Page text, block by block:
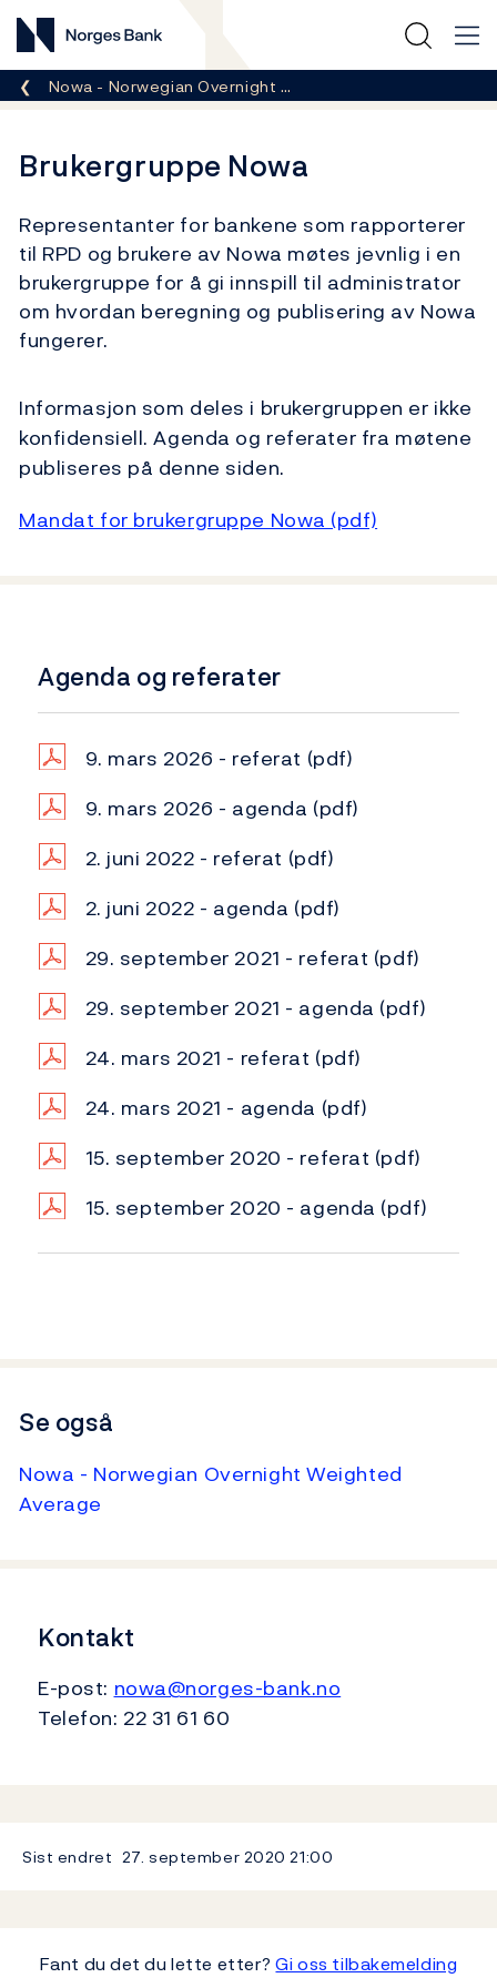
Norges Bank
Her er du nå:
Nowa - Norwegian Overnight …
Brukergruppe Nowa
Representanter for bankene som rapporterer
til RPD og brukere av Nowa møtes jevnlig i en
brukergruppe for å gi innspill til administrator
om hvordan beregning og publisering av Nowa
fungerer.
Informasjon som deles i brukergruppen er ikke
konfidensiell. Agenda og referater fra møtene
publiseres på denne siden.
Mandat for brukergruppe Nowa (pdf)
Agenda og referater
9. mars 2026 - referat (pdf)
9. mars 2026 - agenda (pdf)
2. juni 2022 - referat (pdf)
2. juni 2022 - agenda (pdf)
29. september 2021 - referat (pdf)
29. september 2021 - agenda (pdf)
24. mars 2021 - referat (pdf)
24. mars 2021 - agenda (pdf)
15. september 2020 - referat (pdf)
15. september 2020 - agenda (pdf)
Se også
Nowa - Norwegian Overnight Weighted
Average
Kontakt
E-post: nowa@norges-bank.no
Telefon: 22 31 61 60
Sist endret 27. september 202021:00
Fant du det du lette etter?Gi oss tilbakemelding